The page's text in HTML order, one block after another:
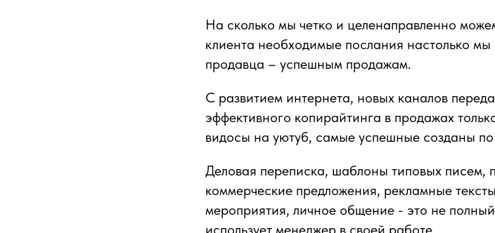
На сколько мы четко и целенаправленно
клиента необходимые послания настолько
продавца – успешным продажам.
С развитием интернета, новых каналов
эффективного копирайтинга в продажах
видосы на уютуб, самые успешные созданы
Деловая переписка, шаблоны типовых
коммерческие предложения, рекламные
мероприятия, личное общение - это не
использует менеджер в своей работе.